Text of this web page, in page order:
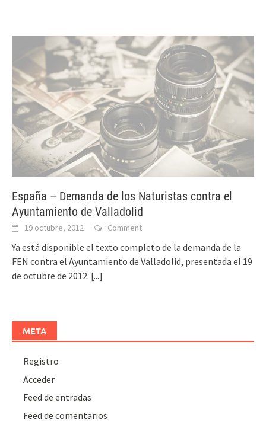
España – Demanda de los Naturistas contra el
Ayuntamiento de Valladolid
19 octubre, 2012 Comment
Ya está disponible el texto completo de la demanda de la
FEN contra el Ayuntamiento de Valladolid, presentada el 19
de octubre de 2012. [...]
META
Registro
Acceder
Feed de entradas
Feed de comentarios